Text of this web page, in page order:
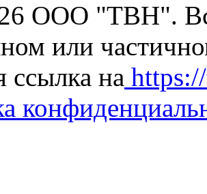
ООО "ТВН".
или
ссылка на